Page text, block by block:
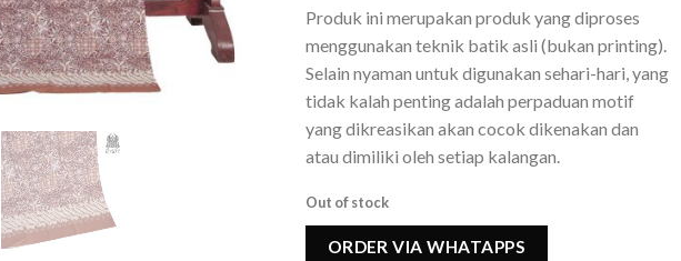
Produk ini merupakan produk yang diproses
menggunakan teknik batik asli (bukan printing).
Selain nyaman untuk digunakan sehari-hari, yang
tidak kalah penting adalah perpaduan motif
yang dikreasikan akan cocok dikenakan dan
atau dimiliki oleh setiap kalangan.
Out of stock
ORDER VIA WHATAPPS